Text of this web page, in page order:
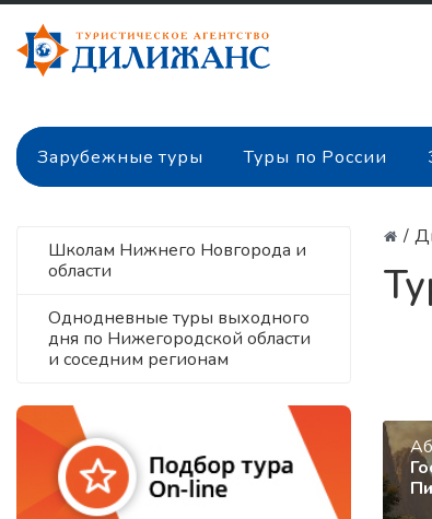
Зарубежные туры Туры по России
/
Школам Нижнего Новгорода и
области
Однодневные туры выходного
дня по Нижегородской области
и соседним регионам